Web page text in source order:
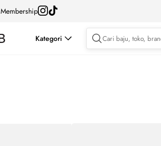
Membership
Kategori